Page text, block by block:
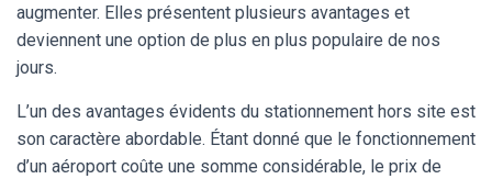
augmenter. Elles présentent plusieurs avantages et
deviennent une option de plus en plus populaire de nos
jours.
L’un des avantages évidents du stationnement hors site est
son caractère abordable. Étant donné que le fonctionnement
d’un aéroport coûte une somme considérable, le prix de